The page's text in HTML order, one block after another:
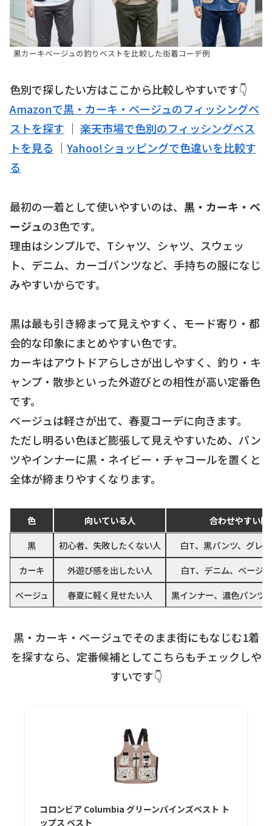
黒カーキベージュの釣りベストを比較した街着コーデ例
色別で探したい方はここから比較しやすいです👇
Amazonで黒・カーキ・ベージュのフィッシングベ
ストを探す ｜ 楽天市場で色別のフィッシングベス
トを見る ｜ Yahoo!ショッピングで色違いを比較す
る
最初の一着として使いやすいのは、 黒・カーキ・ベ
ージュの3色です。
理由はシンプルで、Tシャツ、シャツ、スウェッ
ト、デニム、カーゴパンツなど、手持ちの服になじ
みやすいからです。
黒は最も引き締まって見えやすく、モード寄り・都
会的な印象にまとめやすい色です。
カーキはアウトドアらしさが出しやすく、釣り・キ
ャンプ・散歩といった外遊びとの相性が高い定番色
です。
ベージュは軽さが出て、春夏コーデに向きます。
ただし明るい色ほど膨張して見えやすいため、パン
ツやインナーに黒・ネイビー・チャコールを置くと
全体が締まりやすくなります。
色 向いている人
合わせやすい服
黒
初心者、失敗したくない人
白T、黒パンツ、グレ
カーキ
外遊び感を出したい人
白T、デニム、ベージ
ベージュ
春夏に軽く見せたい人 黒インナー、濃色パンツ
黒・カーキ・ベージュでそのまま街にもなじむ1着
を探すなら、定番候補としてこちらもチェックしや
すいです👇
コロンビア Columbia グリーンパインズベスト ト
ップス ベスト